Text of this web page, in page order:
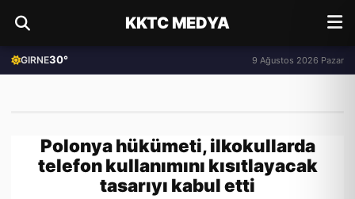
KKTC MEDYA
GIRNE30° 9 Ağustos 2026 Pazar
Polonya hükümeti, ilkokullarda
telefon kullanımını kısıtlayacak
tasarıyı kabul etti